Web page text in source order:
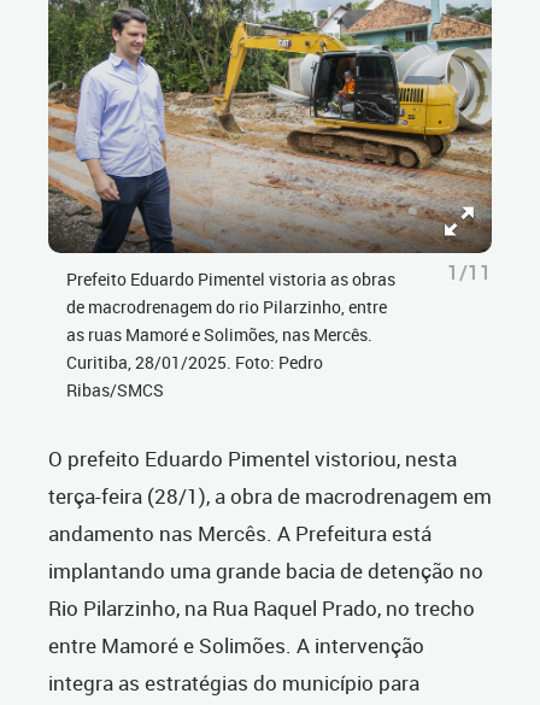
Prefeito Eduardo Pimentel vistoria as obras
de macrodrenagem do rio Pilarzinho, entre
as ruas Mamoré e Solimões, nas Mercês.
Curitiba, 28/01/2025. Foto: Pedro
Ribas/SMCS
1/11
O prefeito Eduardo Pimentel vistoriou, nesta
terça-feira (28/1), a obra de macrodrenagem em
andamento nas Mercês. A Prefeitura está
implantando uma grande bacia de detenção no
Rio Pilarzinho, na Rua Raquel Prado, no trecho
entre Mamoré e Solimões. A intervenção
integra as estratégias do município para